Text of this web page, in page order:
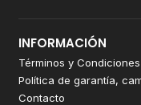
INFORMACIÓN
Términos y Condiciones
Política de garantía,
Contacto